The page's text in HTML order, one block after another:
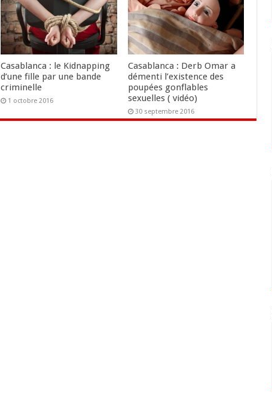
Casablanca : le Kidnapping
d’une fille par une bande
criminelle
1 octobre 2016
Casablanca : Derb Omar a
démenti l’existence des
poupées gonflables
sexuelles ( vidéo)
30 septembre 2016